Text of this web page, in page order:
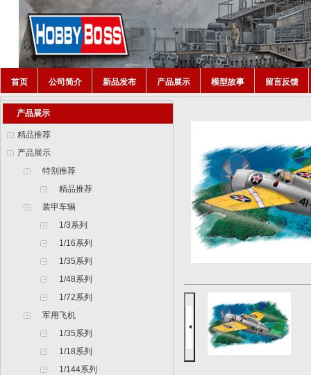
首页 公司简介 新品发布 产品展示 模型故事 留言反馈
产品展示
精品推荐
产品展示
特别推荐
精品推荐
装甲车辆
1/3系列
1/16系列
1/35系列
1/48系列
1/72系列
军用飞机
1/35系列
1/18系列
1/144系列